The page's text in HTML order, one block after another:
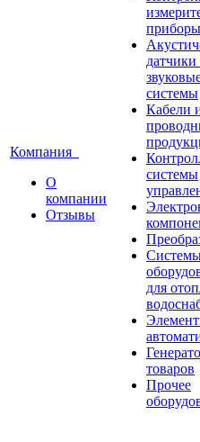
Компания
О
компании
Отзывы
приборы
датчики
системы
Кабели
системы
для
товаров
Прочее